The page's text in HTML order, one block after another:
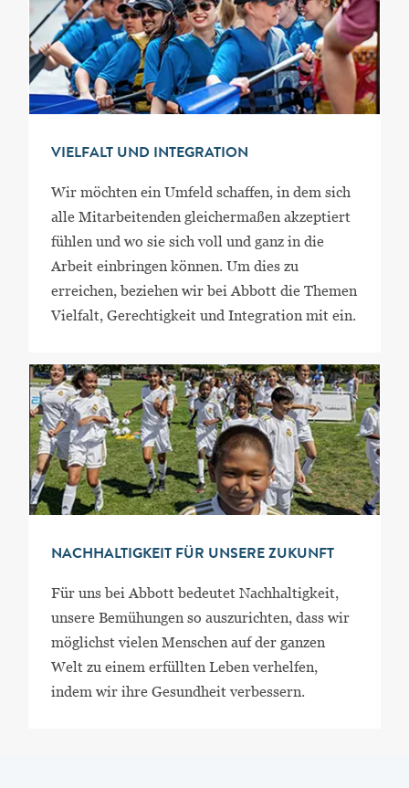
VIELFALT UND INTEGRATION
Wir möchten ein Umfeld schaffen, in dem sich
alle Mitarbeitenden gleichermaßen akzeptiert
fühlen und wo sie sich voll und ganz in die
Arbeit einbringen können. Um dies zu
erreichen, beziehen wir bei Abbott die Themen
Vielfalt, Gerechtigkeit und Integration mit ein.
NACHHALTIGKEIT FÜR UNSERE ZUKUNFT
Für uns bei Abbott bedeutet Nachhaltigkeit,
unsere Bemühungen so auszurichten, dass wir
möglichst vielen Menschen auf der ganzen
Welt zu einem erfüllten Leben verhelfen,
indem wir ihre Gesundheit verbessern.